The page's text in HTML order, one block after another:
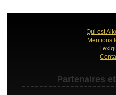
Qui est
Mentions
Partenaires